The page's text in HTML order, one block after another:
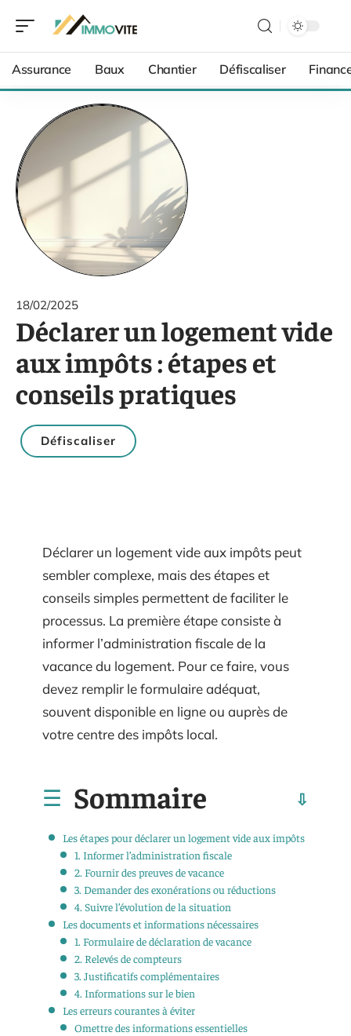
Assurance Baux Chantier Défiscaliser
18/02/2025
Déclarer un logement vide
aux impôts : étapes et
conseils pratiques
Défiscaliser
Déclarer un logement vide aux impôts peut
sembler complexe, mais des étapes et
conseils simples permettent de faciliter le
processus. La première étape consiste à
informer l’administration fiscale de la
vacance du logement. Pour ce faire, vous
devez remplir le formulaire adéquat,
souvent disponible en ligne ou auprès de
votre centre des impôts local.
Sommaire
Les étapes pour déclarer un logement vide aux impôts
1. Informer l’administration fiscale
2. Fournir des preuves de vacance
3. Demander des exonérations ou réductions
4. Suivre l’évolution de la situation
Les documents et informations nécessaires
1. Formulaire de déclaration de vacance
2. Relevés de compteurs
3. Justificatifs complémentaires
4. Informations sur le bien
Les erreurs courantes à éviter
Omettre des informations essentielles